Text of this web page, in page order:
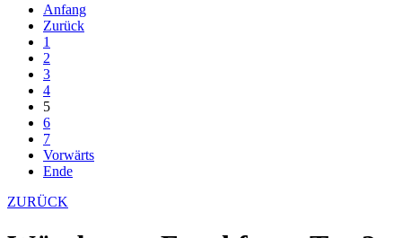
Anfang
Zurück
1
2
3
4
5
6
7
Vorwärts
Ende
ZURÜCK